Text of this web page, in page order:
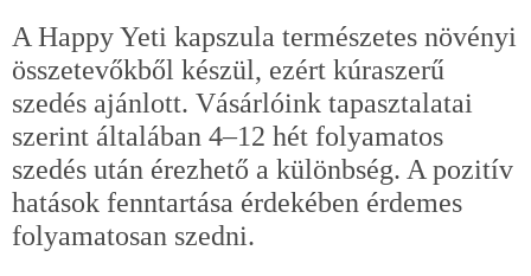
A Happy Yeti kapszula természetes növényi
összetevőkből készül, ezért kúraszerű
szedés ajánlott. Vásárlóink tapasztalatai
szerint általában 4–12 hét folyamatos
szedés után érezhető a különbség. A pozitív
hatások fenntartása érdekében érdemes
folyamatosan szedni.